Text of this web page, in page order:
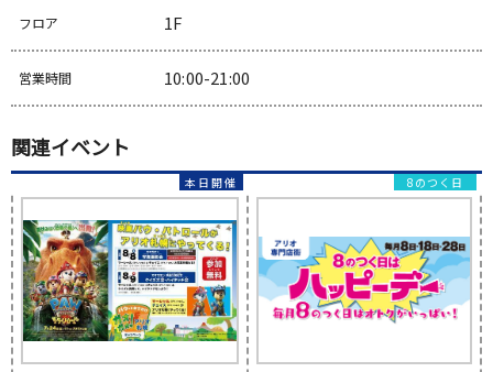
フロア 1F
営業時間 10:00-21:00
関連イベント
8のつく日